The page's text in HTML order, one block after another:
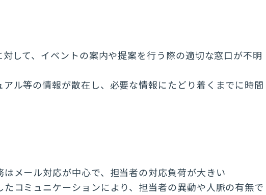
して、イベントの案内や提案を行う際の適切な窓口が不明
ル等の情報が散在し、必要な情報にたどり着くまでに時間
メール対応が中心で、担当者の対応負荷が大きい
コミュニケーションにより、担当者の異動や人脈の有無で